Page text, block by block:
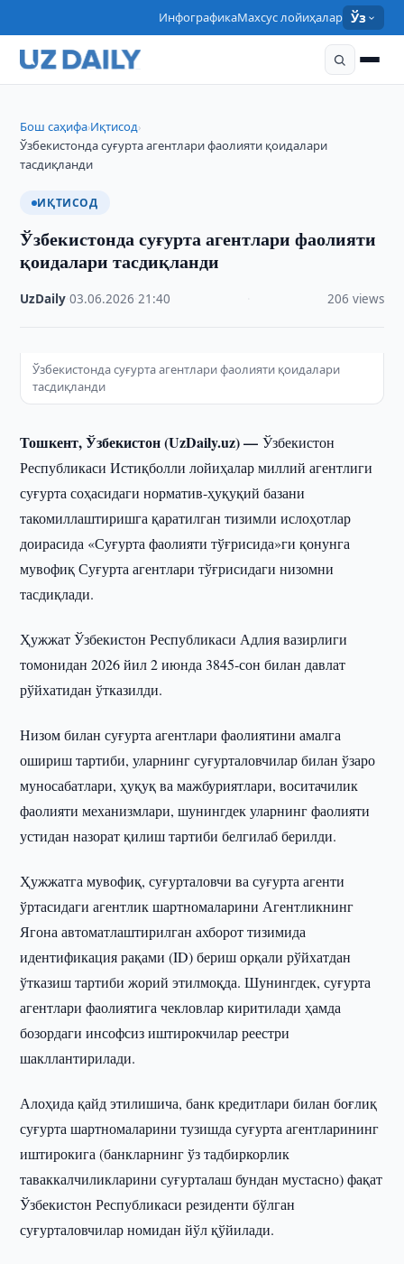
ИнфографикаМахсус лойиҳалар Ўз
Бош саҳифа›Иқтисод›
Ўзбекистонда суғурта агентлари фаолияти қоидалари
тасдиқланди
ИҚТИСОД
Ўзбекистонда суғурта агентлари фаолияти
қоидалари тасдиқланди
UzDaily ·03.06.2026 ·21:40 206 views
Ўзбекистонда суғурта агентлари фаолияти қоидалари
тасдиқланди
Тошкент, Ўзбекистон (UzDaily.uz) —Ўзбекистон
Республикаси Истиқболли лойиҳалар миллий агентлиги
суғурта соҳасидаги норматив-ҳуқуқий базани
такомиллаштиришга қаратилган тизимли ислоҳотлар
доирасида «Суғурта фаолияти тўғрисида»ги қонунга
мувофиқ Суғурта агентлари тўғрисидаги низомни
тасдиқлади.
Ҳужжат Ўзбекистон Республикаси Адлия вазирлиги
томонидан 2026 йил 2 июнда 3845-сон билан давлат
рўйхатидан ўтказилди.
Низом билан суғурта агентлари фаолиятини амалга
ошириш тартиби, уларнинг суғурталовчилар билан ўзаро
муносабатлари, ҳуқуқ ва мажбуриятлари, воситачилик
фаолияти механизмлари, шунингдек уларнинг фаолияти
устидан назорат қилиш тартиби белгилаб берилди.
Ҳужжатга мувофиқ, суғурталовчи ва суғурта агенти
ўртасидаги агентлик шартномаларини Агентликнинг
Ягона автоматлаштирилган ахборот тизимида
идентификация рақами (ID) бериш орқали рўйхатдан
ўтказиш тартиби жорий этилмоқда. Шунингдек, суғурта
агентлари фаолиятига чекловлар киритилади ҳамда
бозордаги инсофсиз иштирокчилар реестри
шакллантирилади.
Алоҳида қайд этилишича, банк кредитлари билан боғлиқ
суғурта шартномаларини тузишда суғурта агентларининг
иштирокига (банкларнинг ўз тадбиркорлик
таваккалчиликларини суғурталаш бундан мустасно) фақат
Ўзбекистон Республикаси резиденти бўлган
суғурталовчилар номидан йўл қўйилади.